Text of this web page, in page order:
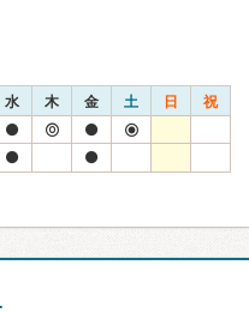
水 木 金 土 日 祝